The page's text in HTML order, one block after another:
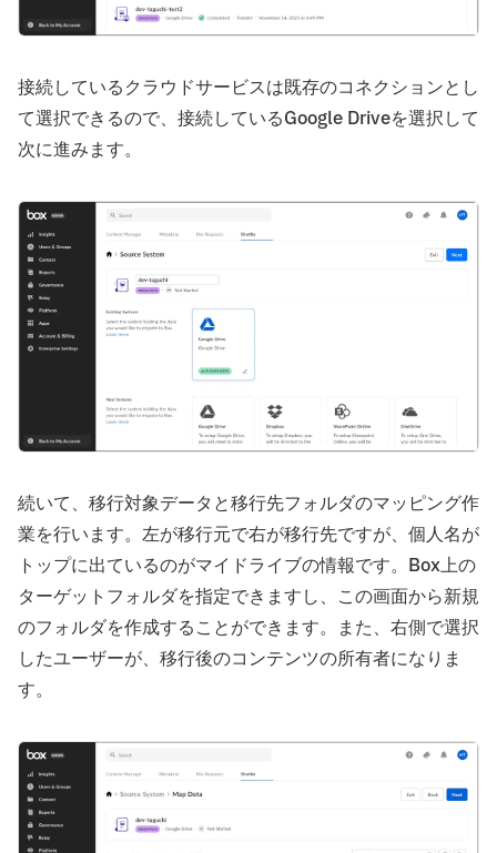
接続しているクラウドサービスは既存のコネクションとし
て選択できるので、接続しているGoogle Driveを選択して
次に進みます。
続いて、移行対象データと移行先フォルダのマッピング作
業を行います。左が移行元で右が移行先ですが、個人名が
トップに出ているのがマイドライブの情報です。Box上の
ターゲットフォルダを指定できますし、この画面から新規
のフォルダを作成することができます。また、右側で選択
したユーザーが、移行後のコンテンツの所有者になりま
す。